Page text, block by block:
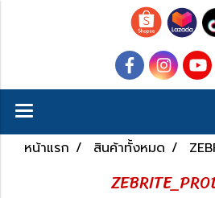
หน้าแรก สินค้าทั้งหมด